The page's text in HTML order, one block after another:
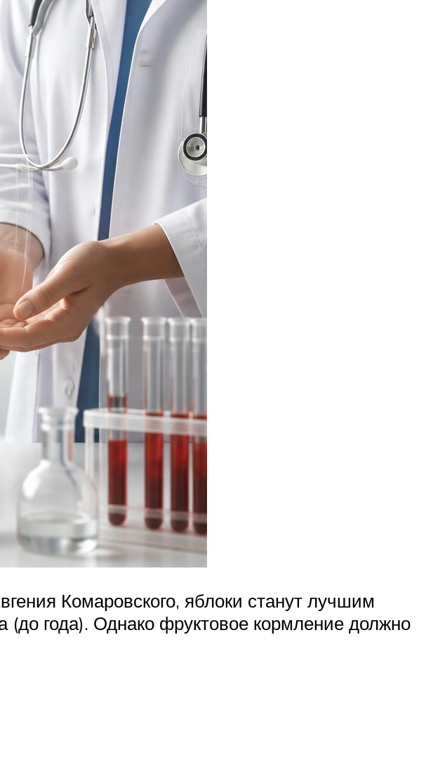
Комаровского, яблоки станут лучшим
(до года). Однако фруктовое кормление должно